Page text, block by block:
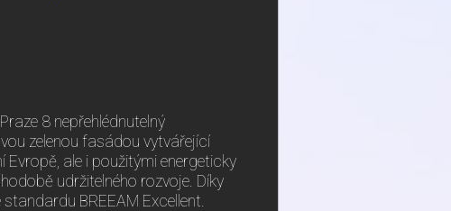
8 nepřehlédnutelný
zelenou fasádou vytvářející
ale i použitými energeticky
udržitelného rozvoje. Díky
BREEAM Excellent.